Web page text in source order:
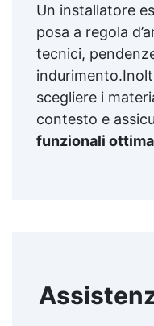
Un installatore
posa a regola
tecnici,
scegliere i
contesto e
funzionali